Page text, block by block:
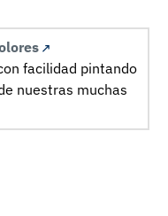
facilidad pintando
nuestras muchas